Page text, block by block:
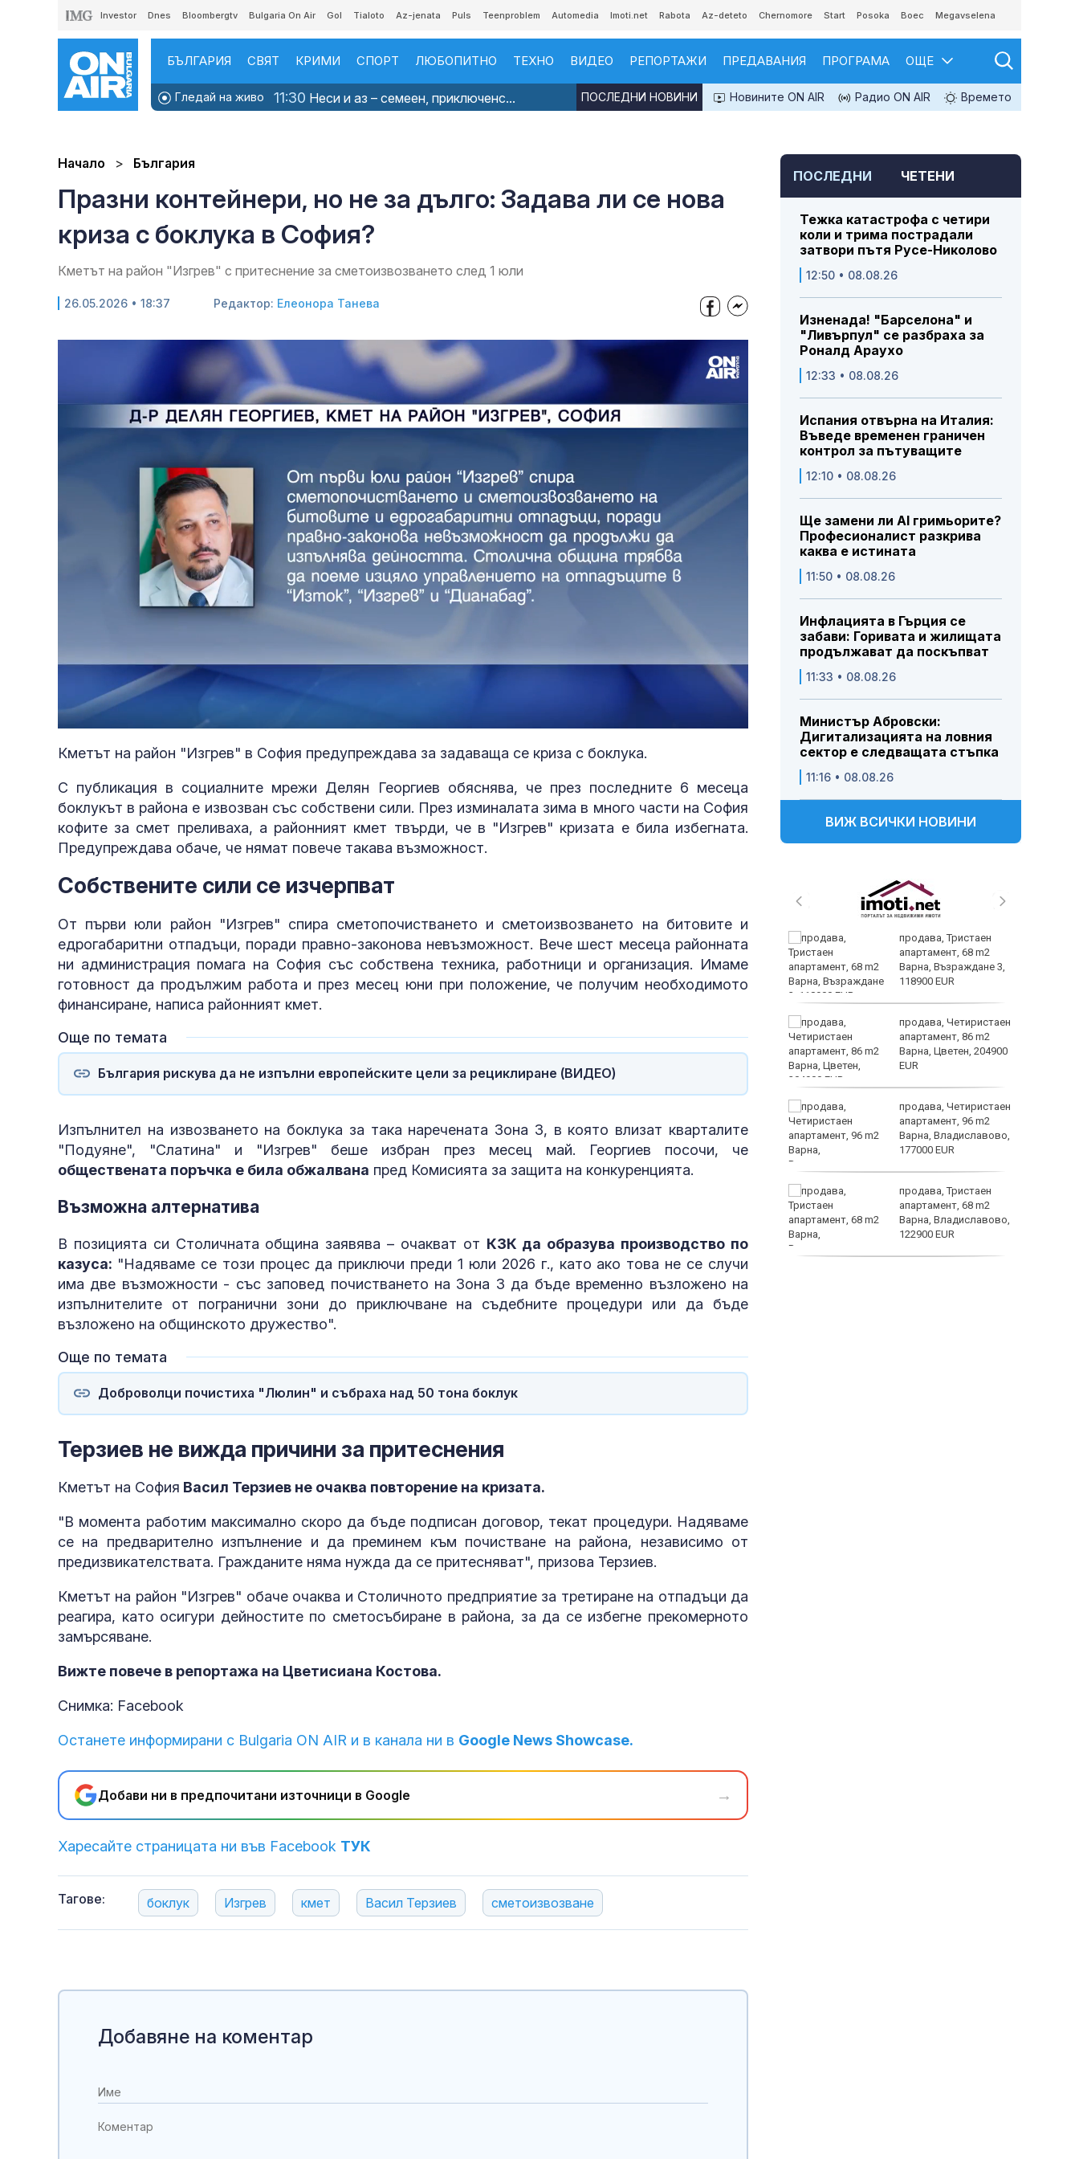
Investor Dnes Bloombergtv Bulgaria On Air Gol Tialoto Az-jenata Puls Teenproblem Automedia Imoti.net Rabota Az-deteto Chernomore Start Posoka Boec Megavselena
БЪЛГАРИЯ СВЯТ КРИМИ СПОРТ ЛЮБОПИТНО ТЕХНО ВИДЕО РЕПОРТАЖИ ПРЕДАВАНИЯ ПРОГРАМА ОЩЕ
Гледай на живо 11:30 Неси и аз – семеен, приключенс... Новините ON AIR Радио ON AIR Времето
ПОСЛЕДНИ НОВИНИ
Начало България
Празни контейнери, но не за дълго: Задава ли се нова
криза с боклука в София?
Кметът на район "Изгрев" с притеснение за сметоизвозването след 1 юли
26.05.2026 • 18:37 Редактор: Елеонора Танева
Кметът на район "Изгрев" в София предупреждава за задаваща се криза с боклука.
С публикация в социалните мрежи Делян Георгиев обяснява, че през последните 6 месеца
боклукът в района е извозван със собствени сили. През изминалата зима в много части на София
кофите за смет преливаха, а районният кмет твърди, че в "Изгрев" кризата е била избегната.
Предупреждава обаче, че нямат повече такава възможност.
Собствените сили се изчерпват
От първи юли район "Изгрев" спира сметопочистването и сметоизвозването на битовите и
едрогабаритни отпадъци, поради правно-законова невъзможност. Вече шест месеца районната
ни администрация помага на София със собствена техника, работници и организация. Имаме
готовност да продължим работа и през месец юни при положение, че получим необходимото
финансиране, написа районният кмет.
Още по темата
България рискува да не изпълни европейските цели за рециклиране (ВИДЕО)
Изпълнител на извозването на боклука за така наречената Зона 3, в която влизат кварталите
"Подуяне", "Слатина" и "Изгрев" беше избран през месец май. Георгиев посочи, че
обществената поръчка е била обжалвана пред Комисията за защита на конкуренцията.
Възможна алтернатива
В позицията си Столичната община заявява – очакват от КЗК да образува производство по
казуса: "Надяваме се този процес да приключи преди 1 юли 2026 г., като ако това не се случи
има две възможности - със заповед почистването на Зона 3 да бъде временно възложено на
изпълнителите от погранични зони до приключване на съдебните процедури или да бъде
възложено на общинското дружество".
Още по темата
Доброволци почистиха "Люлин" и събраха над 50 тона боклук
Терзиев не вижда причини за притеснения
Кметът на София Васил Терзиев не очаква повторение на кризата.
"В момента работим максимално скоро да бъде подписан договор, текат процедури. Надяваме
се на предварително изпълнение и да преминем към почистване на района, независимо от
предизвикателствата. Гражданите няма нужда да се притесняват", призова Терзиев.
Кметът на район "Изгрев" обаче очаква и Столичното предприятие за третиране на отпадъци да
реагира, като осигури дейностите по сметосъбиране в района, за да се избегне прекомерното
замърсяване.
Вижте повече в репортажа на Цветисиана Костова.
Снимка: Facebook
Останете информирани с Bulgaria ON AIR и в канала ни в Google News Showcase.
Добави ни в предпочитани източници в Google →
Харесайте страницата ни във Facebook ТУК
Тагове: боклук Изгрев кмет Васил Терзиев сметоизвозване
ПОСЛЕДНИ ЧЕТЕНИ
Тежка катастрофа с четири
коли и трима пострадали
затвори пътя Русе-Николово
12:50 • 08.08.26
Изненада! "Барселона" и
"Ливърпул" се разбраха за
Роналд Араухо
12:33 • 08.08.26
Испания отвърна на Италия:
Въведе временен граничен
контрол за пътуващите
12:10 • 08.08.26
Ще замени ли AI гримьорите?
Професионалист разкрива
каква е истината
11:50 • 08.08.26
Инфлацията в Гърция се
забави: Горивата и жилищата
продължават да поскъпват
11:33 • 08.08.26
Министър Абровски:
Дигитализацията на ловния
сектор е следващата стъпка
11:16 • 08.08.26
ВИЖ ВСИЧКИ НОВИНИ
отбраната: От 31 юли
усилихме
наблюденията върху
въздушното пространство
отрекоха връзка
между него и бивша
Русия след украински
удар с дронове
пространство
Топлинен удар и
дехидратация при
кърмачета: какво
трябва да знаят
родителите
трябва ли да се
притесняваме?
изключително
кърмени през първите
шест месеца
продава, Тристаен
апартамент, 68 m2
Варна, Възраждане 3,
118900 EUR
продава, Четиристаен
апартамент, 86 m2
Варна, Цветен, 204900
EUR
продава, Четиристаен
апартамент, 96 m2
Варна, Владиславово,
177000 EUR
продава, Тристаен
апартамент, 68 m2
Варна, Владиславово,
122900 EUR
Добавяне на коментар